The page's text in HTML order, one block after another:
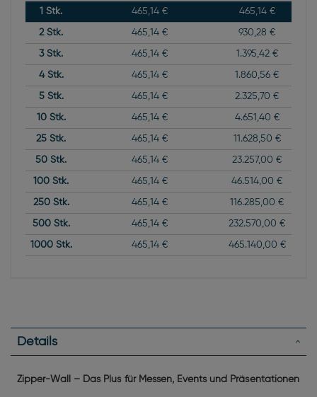
1 Stk. 465,14 € 465,14 €
2 Stk. 465,14 € 930,28 €
3Stk. 465,14 € 1.395,42 €
4Stk. 465,14 € 1.860,56 €
5Stk. 465,14 € 2.325,70 €
10Stk. 465,14 € 4.651,40 €
25 Stk. 465,14 € 11.628,50 €
50 Stk. 465,14 € 23.257,00 €
100 Stk. 465,14 € 46.514,00 €
250Stk. 465,14 € 116.285,00 €
500Stk. 465,14 € 232.570,00 €
1000Stk. 465,14 € 465.140,00 €
Details
Zipper-Wall – Das Plus für Messen, Events und Präsentationen